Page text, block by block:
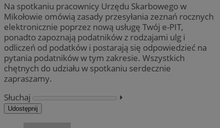
Na spotkaniu pracownicy Urzędu Skarbowego w
Mikołowie omówią zasady przesyłania zeznań rocznych
elektronicznie poprzez nową usługę Twój e-PIT,
ponadto zapoznają podatników z rodzajami ulg i
odliczeń od podatków i postarają się odpowiedzieć na
pytania podatników w tym zakresie. Wszystkich
chętnych do udziału w spotkaniu serdecznie
zapraszamy.
Słuchaj
⏵︎
Udostępnij